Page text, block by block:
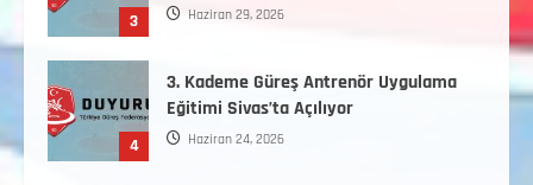
3 Haziran 29, 2026
4
3. Kademe Güreş Antrenör Uygulama
Eğitimi Sivas’ta Açılıyor
Haziran 24, 2026